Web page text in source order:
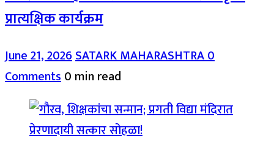
प्रात्यक्षिक कार्यक्रम
June 21, 2026SATARK MAHARASHTRA0
Comments0 min read